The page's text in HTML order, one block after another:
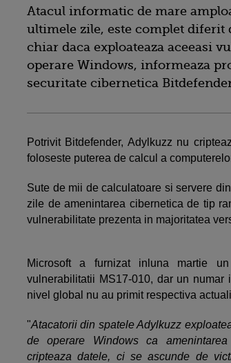
Atacul informatic de mare
ultimele zile, este complet diferit
chiar daca exploateaza aceeasi
operare Windows, informeaza
securitate cibernetica
Potrivit Bitdefender, Adylkuzz nu
foloseste puterea de calcul a
Sute de mii de calculatoare si servere
zile de amenintarea cibernetica de tip
vulnerabilitate prezenta in majoritatea
Microsoft a furnizat inluna martie
vulnerabilitatii MS17-010, dar un
nivel global nu au primit respectiva
"Atacatorii din spatele Adylkuzz
de operare Windows ca
cripteaza datele, ci se ascunde de